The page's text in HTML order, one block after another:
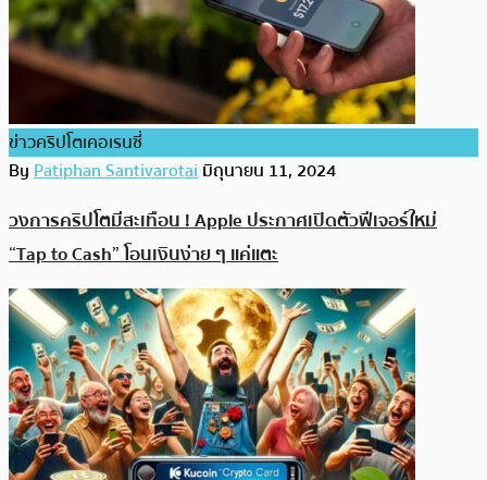
ข่าวคริปโตเคอเรนซี่
ByPatiphan Santivarotaiมิถุนายน 11, 2024
วงการคริปโตมีสะเทือน ! Apple ประกาศเปิดตัวฟีเจอร์ใหม่
“Tap to Cash” โอนเงินง่าย ๆ แค่แตะ